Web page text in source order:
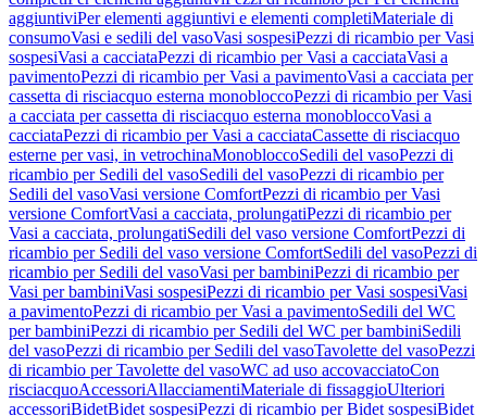
aggiuntiviPer elementi aggiuntivi e elementi completiMateriale di
consumoVasi e sedili del vasoVasi sospesiPezzi di ricambio per Vasi
sospesiVasi a cacciataPezzi di ricambio per Vasi a cacciataVasi a
pavimentoPezzi di ricambio per Vasi a pavimentoVasi a cacciata per
cassetta di risciacquo esterna monobloccoPezzi di ricambio per Vasi
a cacciata per cassetta di risciacquo esterna monobloccoVasi a
cacciataPezzi di ricambio per Vasi a cacciataCassette di risciacquo
esterne per vasi, in vetrochinaMonobloccoSedili del vasoPezzi di
ricambio per Sedili del vasoSedili del vasoPezzi di ricambio per
Sedili del vasoVasi versione ComfortPezzi di ricambio per Vasi
versione ComfortVasi a cacciata, prolungatiPezzi di ricambio per
Vasi a cacciata, prolungatiSedili del vaso versione ComfortPezzi di
ricambio per Sedili del vaso versione ComfortSedili del vasoPezzi di
ricambio per Sedili del vasoVasi per bambiniPezzi di ricambio per
Vasi per bambiniVasi sospesiPezzi di ricambio per Vasi sospesiVasi
a pavimentoPezzi di ricambio per Vasi a pavimentoSedili del WC
per bambiniPezzi di ricambio per Sedili del WC per bambiniSedili
del vasoPezzi di ricambio per Sedili del vasoTavolette del vasoPezzi
di ricambio per Tavolette del vasoWC ad uso accovacciatoCon
risciacquoAccessoriAllacciamentiMateriale di fissaggioUlteriori
accessoriBidetBidet sospesiPezzi di ricambio per Bidet sospesiBidet